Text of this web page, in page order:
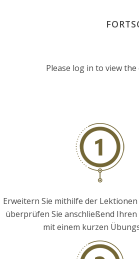
Please log in to view
Erweitern Sie mithilfe der
überprüfen Sie anschließend
mit einem kurzen